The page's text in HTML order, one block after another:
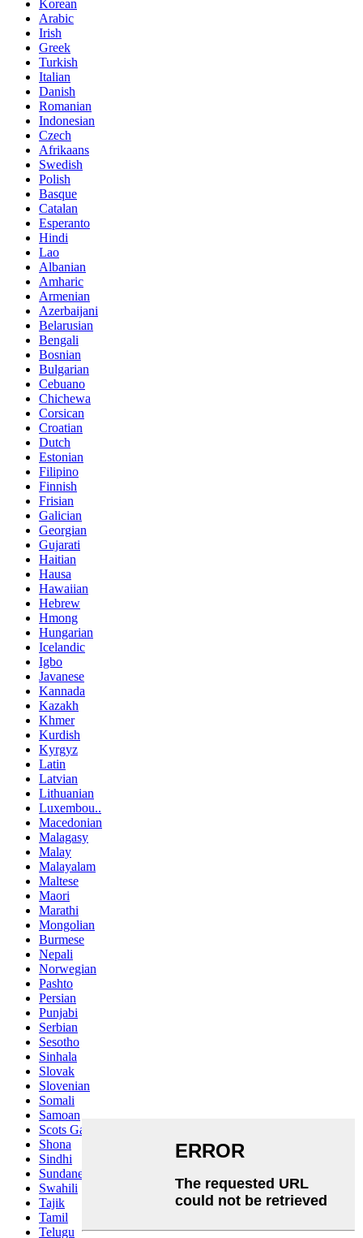
Korean
Arabic
Irish
Greek
Turkish
Italian
Danish
Romanian
Indonesian
Czech
Afrikaans
Swedish
Polish
Basque
Catalan
Esperanto
Hindi
Lao
Albanian
Amharic
Armenian
Azerbaijani
Belarusian
Bengali
Bosnian
Bulgarian
Cebuano
Chichewa
Corsican
Croatian
Dutch
Estonian
Filipino
Finnish
Frisian
Galician
Georgian
Gujarati
Haitian
Hausa
Hawaiian
Hebrew
Hmong
Hungarian
Icelandic
Igbo
Javanese
Kannada
Kazakh
Khmer
Kurdish
Kyrgyz
Latin
Latvian
Lithuanian
Luxembou..
Macedonian
Malagasy
Malay
Malayalam
Maltese
Maori
Marathi
Mongolian
Burmese
Nepali
Norwegian
Pashto
Persian
Punjabi
Serbian
Sesotho
Sinhala
Slovak
Slovenian
Somali
Samoan
Scots Gaelic
Shona
Sindhi
Sundanese
Swahili
Tajik
Tamil
Telugu